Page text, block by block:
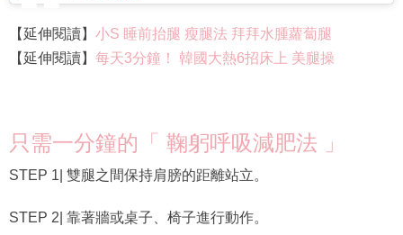
【延伸閱讀】 小S 睡前抬腿 瘦腿法 拜拜水腫蘿蔔腿
【延伸閱讀】 每天3分鐘！ 韓國大熱6招床上 美腿操
只需一分鐘的「 鞠躬呼吸減肥法 」
STEP 1| 雙腿之間保持肩膀的距離站立。
STEP 2| 靠著牆或桌子、椅子進行動作。